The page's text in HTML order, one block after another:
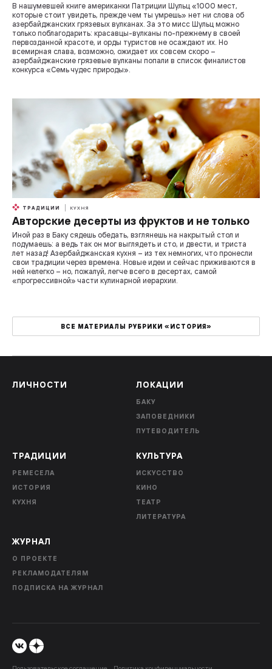
В нашумевшей книге американки Патриции Шульц «1000 мест,
которые стоит увидеть, прежде чем ты умрешь» нет ни слова об
азербайджанских грязевых вулканах. За это мисс Шульц можно
только поблагодарить: красавцы-вулканы по-прежнему в своей
первозданной красоте, и орды туристов не осаждают их. Но
всемирная слава, возможно, ожидает их совсем скоро –
азербайджанские грязевые вулканы попали в список финалистов
конкурса «Семь чудес природы».
ТРАДИЦИИ КУХНЯ
Авторские десерты из фруктов и не только
Иной раз в Баку сядешь обедать, взглянешь на накрытый стол и
подумаешь: а ведь так он мог выглядеть и сто, и двести, и триста
лет назад! Азербайджанская кухня – из тех немногих, что пронесли
свои традиции через времена. Новые идеи и сейчас приживаются в
ней нелегко – но, пожалуй, легче всего в десертах, самой
«прогрессивной» части кулинарной иерархии.
ВСЕ МАТЕРИАЛЫ РУБРИКИ «ИСТОРИЯ»
ЛИЧНОСТИ ЛОКАЦИИ
БАКУ
ЗАПОВЕДНИКИ
ПУТЕВОДИТЕЛЬ
ТРАДИЦИИ
РЕМЕСЕЛА
ИСТОРИЯ
КУХНЯ
КУЛЬТУРА
ИСКУССТВО
КИНО
ТЕАТР
ЛИТЕРАТУРА
ЖУРНАЛ
О ПРОЕКТЕ
РЕКЛАМОДАТЕЛЯМ
ПОДПИСКА НА ЖУРНАЛ